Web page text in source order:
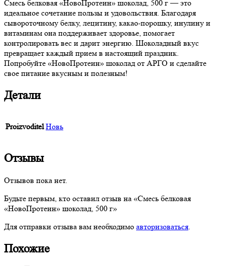
Смесь белковая «НовоПротеин» шоколад, 500 г — это
идеальное сочетание пользы и удовольствия. Благодаря
сывороточному белку, лецитину, какао-порошку, инулину и
витаминам она поддерживает здоровье, помогает
контролировать вес и дарит энергию. Шоколадный вкус
превращает каждый прием в настоящий праздник.
Попробуйте «НовоПротеин» шоколад от АРГО и сделайте
свое питание вкусным и полезным!
Детали
Proizvoditel Новь
Отзывы
Отзывов пока нет.
Будьте первым, кто оставил отзыв на «Смесь белковая
«НовоПротеин» шоколад, 500 г»
Для отправки отзыва вам необходимо авторизоваться.
Похожие